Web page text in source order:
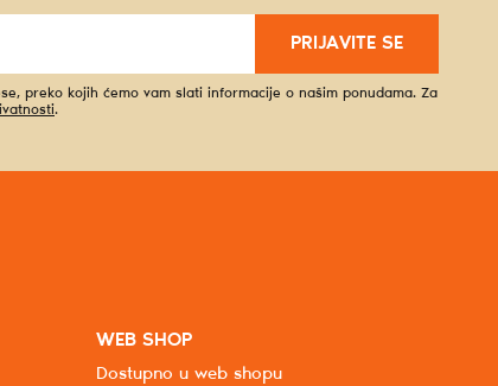
PRIJAVITE SE
preko kojih ćemo vam slati informacije o našim ponudama. Za
.
WEB SHOP
Dostupno u web shopu